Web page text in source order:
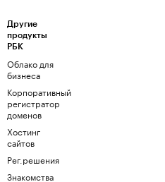
Другие
продукты
РБК
Облако для
бизнеса
Корпоративный
регистратор
доменов
Хостинг
сайтов
Рег.решения
Знакомства